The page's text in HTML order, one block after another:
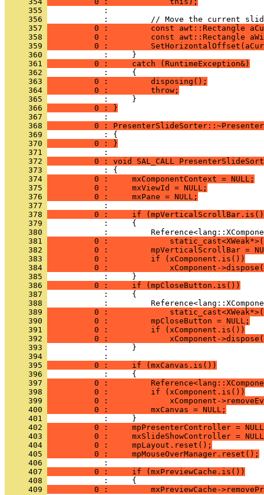
     355
     356
     357
0 :         const awt::Rectangle
     358
0 :         const awt::Rectangle
     359
0 :
     360
     361
          0 :     catch (RuntimeException&)
     362
     363
          0 :         disposing();
     364
          0 :         throw;
     365
     366
          0 : }
     367
     368
0 :
     369
     370
          0 : }
     371
     372
0 : void SAL_CALL
     373
     374
          0 :     mxComponentContext = NULL;
     375
          0 :     mxViewId = NULL;
     376
          0 :     mxPane = NULL;
     377
     378
0 :     if
     379
     380
     381
0 :
     382
0 :         mpVerticalScrollBar =
     383
          0 :         if (xComponent.is())
     384
0 :             xComponent-
     385
     386
          0 :     if (mpCloseButton.is())
     387
     388
     389
0 :
     390
          0 :         mpCloseButton = NULL;
     391
          0 :         if (xComponent.is())
     392
0 :             xComponent-
     393
     394
     395
          0 :     if (mxCanvas.is())
     396
     397
0 :
     398
          0 :         if (xComponent.is())
     399
0 :             xComponent-
     400
          0 :         mxCanvas = NULL;
     401
     402
0 :     mpPresenterController =
     403
0 :     mxSlideShowController =
     404
          0 :     mpLayout.reset();
     405
          0 :     mpMouseOverManager.reset();
     406
     407
          0 :     if (mxPreviewCache.is())
     408
     409
0 :         mxPreviewCache-